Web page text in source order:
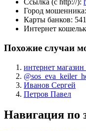
Ссылка (с http://):
Город мошенника:
Карты банков:
Интернет
Похожие случаи
интернет
Иванов Сергей
Петров Павел
Навигация по